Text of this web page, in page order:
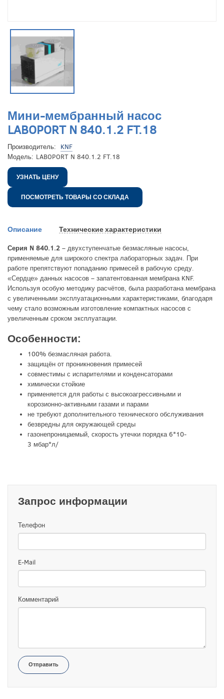
Мини-мембранный насос
LABOPORT N 840.1.2 FT.18
Производитель:
KNF
Модель: LABOPORT N 840.1.2 FT.18
УЗНАТЬ ЦЕНУ
ПОСМОТРЕТЬ ТОВАРЫ СО СКЛАДА
Описание Технические характеристики
Серия N 840.1.2 – двухступенчатые безмасляные насосы,
применяемые для широкого спектра лабораторных задач. При
работе препятствуют попаданию примесей в рабочую среду.
«Сердце» данных насосов – запатентованная мембрана KNF.
Используя особую методику расчётов, была разработана мембрана
с увеличенными эксплуатационными характеристиками, благодаря
чему стало возможным изготовление компактных насосов с
увеличенным сроком эксплуатации.
Особенности:
100% безмасляная работа.
защищён от проникновения примесей
совместимы с испарителями и конденсаторами
химически стойкие
применяется для работы с высокоагрессивными и
корозионно-активными газами и парами
не требуют дополнительного технического обслуживания
безвредны для окружающей среды
газонепроницаемый, скорость утечки порядка 6*10-
3 мбар*л/
Запрос информации
Телефон
E-Mail
Комментарий
Отправить